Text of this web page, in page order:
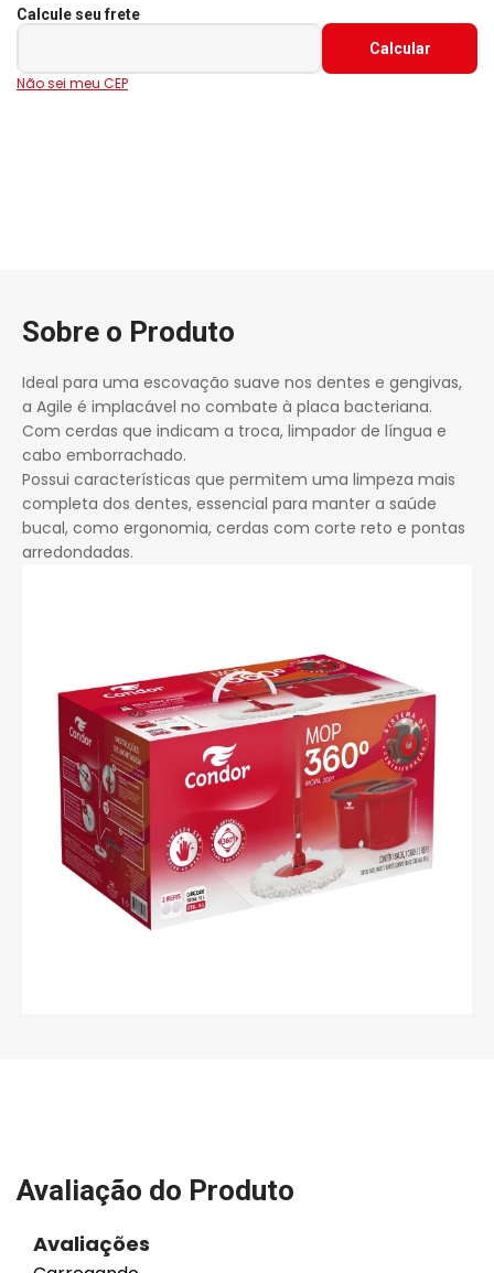
Calcule seu frete
Não sei meu CEP
Sobre o Produto
Ideal para uma escovação suave nos dentes e gengivas,
a Agile é implacável no combate à placa bacteriana.
Com cerdas que indicam a troca, limpador de língua e
cabo emborrachado.
Possui características que permitem uma limpeza mais
completa dos dentes, essencial para manter a saúde
bucal, como ergonomia, cerdas com corte reto e pontas
arredondadas.
Avaliação do Produto
Avaliações